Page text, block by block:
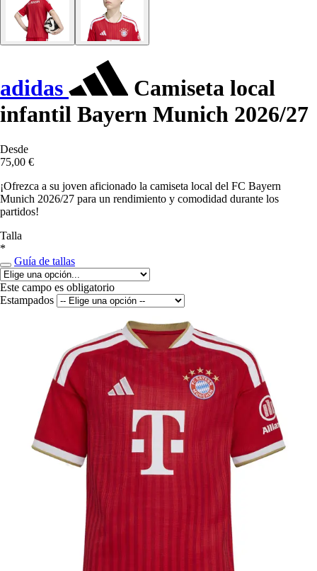
adidas
Camiseta local
infantil Bayern Munich 2026/27
Desde
75,00 €
¡Ofrezca a su joven aficionado la camiseta local del FC Bayern
Munich 2026/27 para un rendimiento y comodidad durante los
partidos!
Talla
*
Guía de tallas
Este campo es obligatorio
Estampados